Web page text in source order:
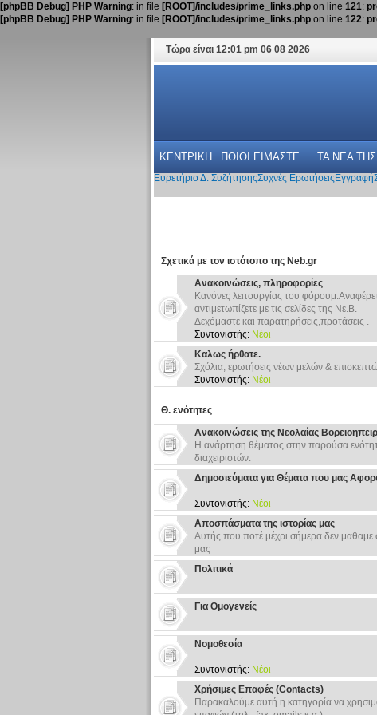
[phpBB Debug] PHP Warning: in file [ROOT]/includes/prime_links.php on line 121:
[phpBB Debug] PHP Warning: in file [ROOT]/includes/prime_links.php on line 122:
Τώρα είναι 12:01 pm 06 08 2026
ΚΕΝΤΡΙΚΗ ΠΟΙΟΙ ΕΙΜΑΣΤΕ ΤΑ ΝΕΑ THΣ
Ευρετήριο Δ. ΣυζήτησηςΣυχνές Ερωτήσεις Εγγραφή
Σχετικά με τον ιστότοπο της Neb.gr
Ανακοινώσεις, πληροφορίες
Κανόνες λειτουργίας του
αντιμετωπίζετε με τις σελίδες της Νε.Β.
Δεχόμαστε και παρατηρήσεις,προτάσεις .
Συντονιστής: Νέοι
Καλως ήρθατε.
Σχόλια, ερωτήσεις νέων μελών &
Συντονιστής: Νέοι
Θ. ενότητες
Ανακοινώσεις της Νεολαίας
Η ανάρτηση θέματος στην παρούσα
διαχειριστών.
Δημοσιεύματα για Θέματα που μας
Συντονιστής: Νέοι
Αποσπάσματα της ιστορίας μας
Αυτής που ποτέ μέχρι σήμερα δεν μαθαμε
μας
Πολιτικά
Για Ομογενείς
Νομοθεσία
Συντονιστής: Νέοι
Χρήσιμες Επαφές (Contacts)
Παρακαλούμε αυτή η κατηγορία να